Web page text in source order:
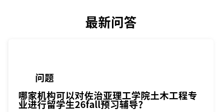
最新问答
问题
哪家机构可以对佐治亚理工学院土木工程专
业进行留学生26fall预习辅导？